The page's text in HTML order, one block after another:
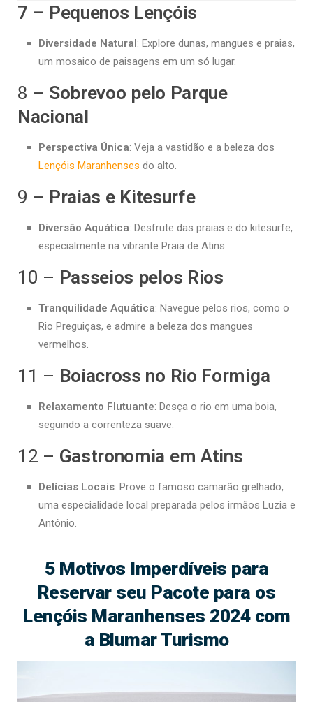
7 – Pequenos Lençóis
Diversidade Natural: Explore dunas, mangues e praias,
um mosaico de paisagens em um só lugar.
8 – Sobrevoo pelo Parque
Nacional
Perspectiva Única: Veja a vastidão e a beleza dos
Lençóis Maranhenses do alto.
9 – Praias e Kitesurfe
Diversão Aquática: Desfrute das praias e do kitesurfe,
especialmente na vibrante Praia de Atins.
10 – Passeios pelos Rios
Tranquilidade Aquática: Navegue pelos rios, como o
Rio Preguiças, e admire a beleza dos mangues
vermelhos.
11 – Boiacross no Rio Formiga
Relaxamento Flutuante: Desça o rio em uma boia,
seguindo a correnteza suave.
12 – Gastronomia em Atins
Delícias Locais: Prove o famoso camarão grelhado,
uma especialidade local preparada pelos irmãos Luzia e
Antônio.
5 Motivos Imperdíveis para
Reservar seu Pacote para os
Lençóis Maranhenses 2024 com
a Blumar Turismo